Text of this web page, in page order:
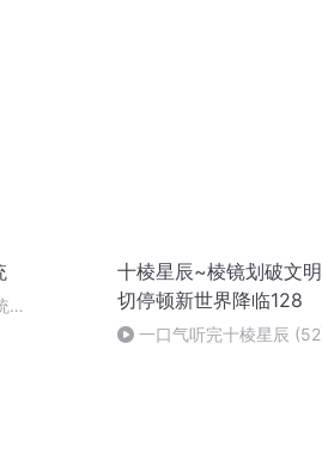
十棱星辰~棱镜划破文
切停顿新世界降临128
一口气听完十棱星辰